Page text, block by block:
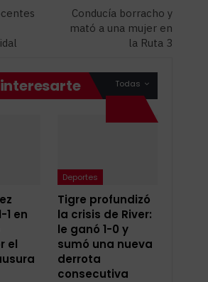
Conducía borracho y
mató a una mujer en
la Ruta 3
Todas
1 en
el
Deportes
Tigre profundizó
la crisis de River:
le ganó 1-0 y
sumó una nueva
derrota
consecutiva